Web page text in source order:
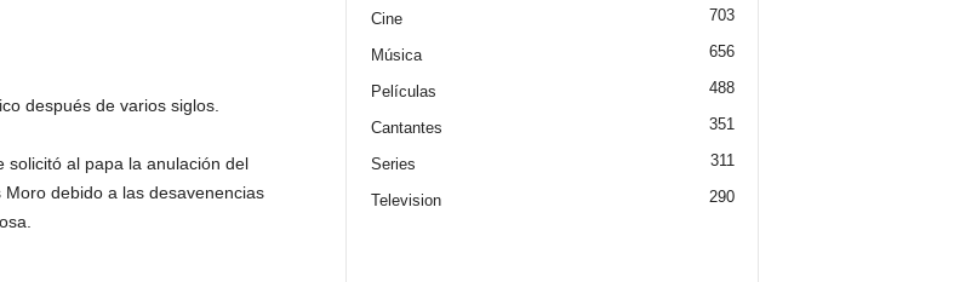
después de varios siglos.
solicitó al papa la anulación del
debido a las desavenencias
Cine 703
Música 656
Películas 488
Cantantes 351
Series 311
Television 290